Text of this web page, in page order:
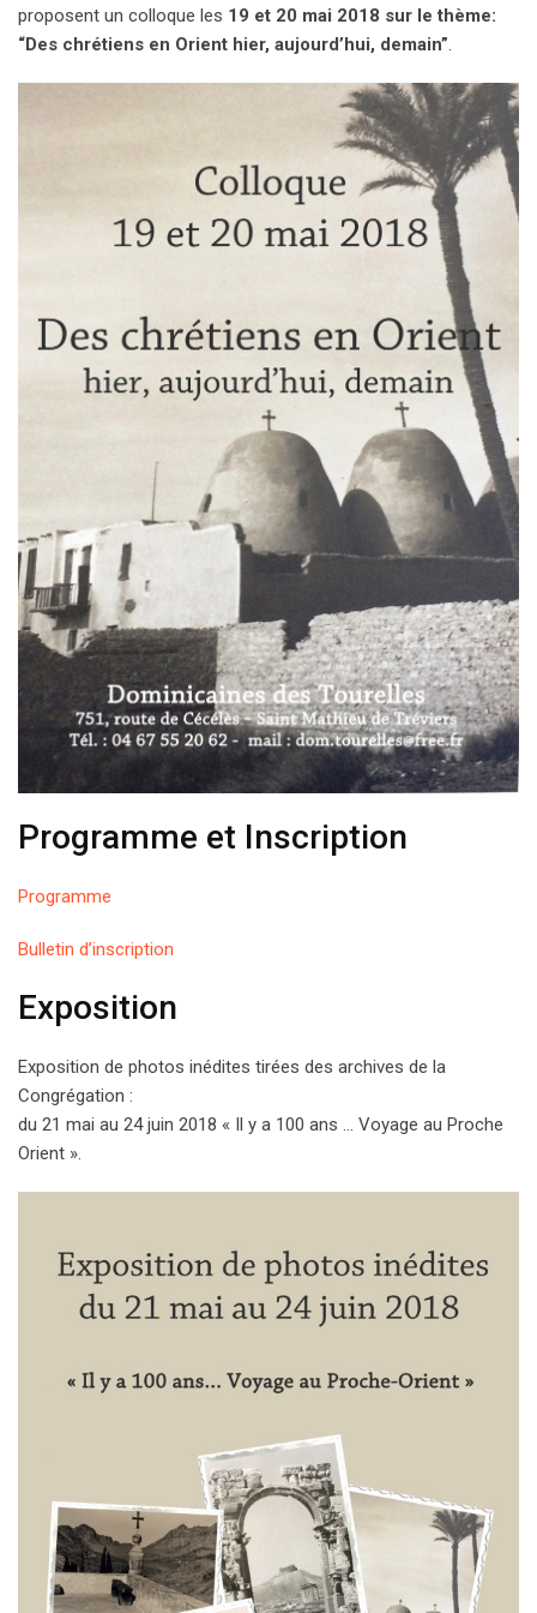
proposent un colloque les 19 et 20 mai 2018 sur le thème:
“Des chrétiens en Orient hier, aujourd’hui, demain”.
Programme et Inscription
Programme
Bulletin d’inscription
Exposition
Exposition de photos inédites tirées des archives de la
Congrégation :
du 21 mai au 24 juin 2018 « Il y a 100 ans … Voyage au Proche
Orient ».